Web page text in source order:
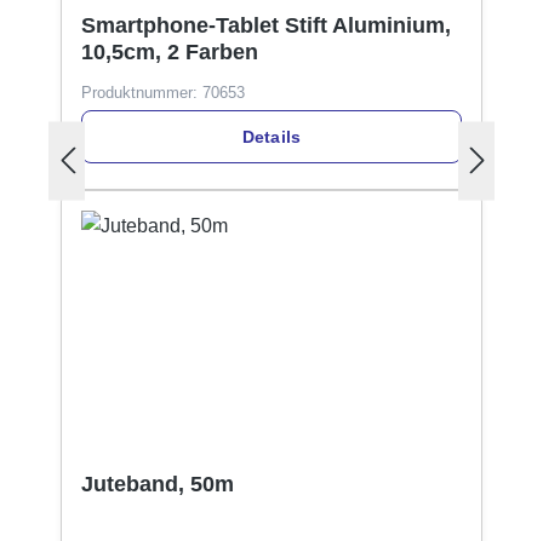
Smartphone-Tablet Stift Aluminium,
10,5cm, 2 Farben
Produktnummer: 70653
Details
Juteband, 50m